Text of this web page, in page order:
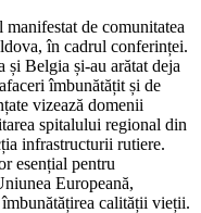
de comunitatea
în cadrul conferinței.
Belgia și-au arătat deja
îmbunătățit și de
vizează domenii
spitalului regional din
infrastructurii rutiere.
esențial pentru
Europeană,
calității vieții.